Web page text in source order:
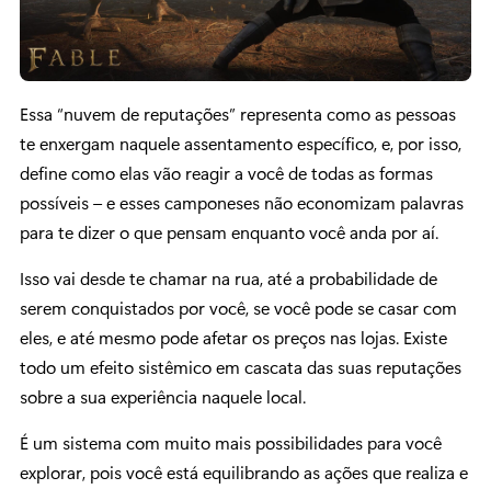
Essa “nuvem de reputações” representa como as pessoas
te enxergam naquele assentamento específico, e, por isso,
define como elas vão reagir a você de todas as formas
possíveis – e esses camponeses não economizam palavras
para te dizer o que pensam enquanto você anda por aí.
Isso vai desde te chamar na rua, até a probabilidade de
serem conquistados por você, se você pode se casar com
eles, e até mesmo pode afetar os preços nas lojas. Existe
todo um efeito sistêmico em cascata das suas reputações
sobre a sua experiência naquele local.
É um sistema com muito mais possibilidades para você
explorar, pois você está equilibrando as ações que realiza e